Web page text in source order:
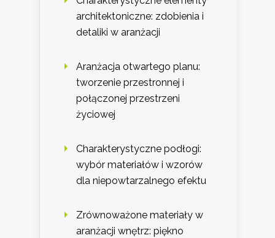
architektoniczne: zdobienia i
detaliki w aranżacji
Aranżacja otwartego planu:
tworzenie przestronnej i
połączonej przestrzeni
życiowej
Charakterystyczne podłogi:
wybór materiałów i wzorów
dla niepowtarzalnego efektu
Zrównoważone materiały w
aranżacji wnętrz: piękno